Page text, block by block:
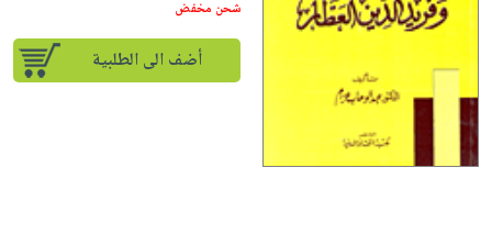
إختياراتنا
أكاديمية
صندوق
iKitab
بلا
حدود
أسئلة
يتكرر
أسئلة
يتكرر
طرحها
تحميل
masmu3
على
المواضيع
الأكثر
مبيعاً
إختياراتنا
وسائل
تعليمية
الصحة
والعناية
الشخصية
جديد
شحن مخفض
أضف الى الطلبية